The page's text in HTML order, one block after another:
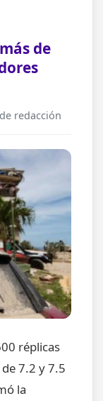
de
redacción
réplicas
7.2 y 7.5
la